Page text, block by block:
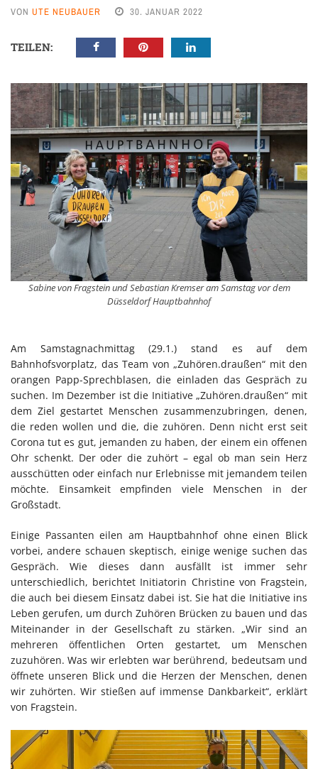
VON UTE NEUBAUER 30. JANUAR 2022
TEILEN:
Sabine von Fragstein und Sebastian Kremser am Samstag vor dem
Düsseldorf Hauptbahnhof
Am Samstagnachmittag (29.1.) stand es auf dem
Bahnhofsvorplatz, das Team von „Zuhören.draußen“ mit den
orangen Papp-Sprechblasen, die einladen das Gespräch zu
suchen. Im Dezember ist die Initiative „Zuhören.draußen“ mit
dem Ziel gestartet Menschen zusammenzubringen, denen,
die reden wollen und die, die zuhören. Denn nicht erst seit
Corona tut es gut, jemanden zu haben, der einem ein offenen
Ohr schenkt. Der oder die zuhört – egal ob man sein Herz
ausschütten oder einfach nur Erlebnisse mit jemandem teilen
möchte. Einsamkeit empfinden viele Menschen in der
Großstadt.
Einige Passanten eilen am Hauptbahnhof ohne einen Blick
vorbei, andere schauen skeptisch, einige wenige suchen das
Gespräch. Wie dieses dann ausfällt ist immer sehr
unterschiedlich, berichtet Initiatorin Christine von Fragstein,
die auch bei diesem Einsatz dabei ist. Sie hat die Initiative ins
Leben gerufen, um durch Zuhören Brücken zu bauen und das
Miteinander in der Gesellschaft zu stärken. „Wir sind an
mehreren öffentlichen Orten gestartet, um Menschen
zuzuhören. Was wir erlebten war berührend, bedeutsam und
öffnete unseren Blick und die Herzen der Menschen, denen
wir zuhörten. Wir stießen auf immense Dankbarkeit“, erklärt
von Fragstein.